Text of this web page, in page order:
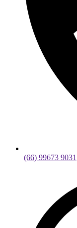
(66) 99673 9031